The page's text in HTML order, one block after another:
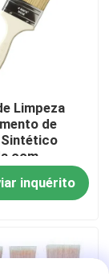
Limpeza
de
com
Escova de
de Poliéster
a
inquérito